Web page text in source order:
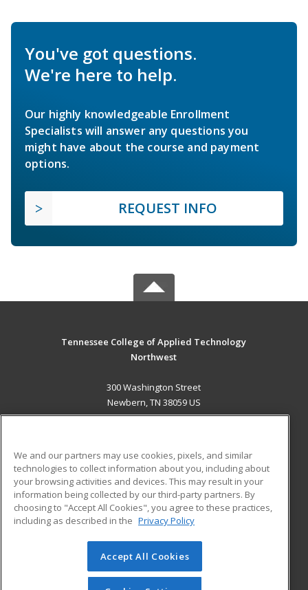
You've got questions.
We're here to help.
Our highly knowledgeable Enrollment
Specialists will answer any questions you
might have about the course and payment
options.
REQUEST INFO
Tennessee College of Applied Technology
Northwest
300 Washington Street
Newbern, TN 38059 US
ADDITIONAL RESOURCES
Military
Financial Assistance
Help
Student Blog
© 2026 ed2go, a division of Cengage Learning. All rights
reserved. The material on this site cannot be reproduced or
We and our partners may use cookies, pixels, and similar
technologies to collect information about you, including about
your browsing activities and devices. This may result in your
information being collected by our third-party partners. By
choosing to "Accept All Cookies", you agree to these practices,
including as described in the Privacy Policy
Accept All Cookies